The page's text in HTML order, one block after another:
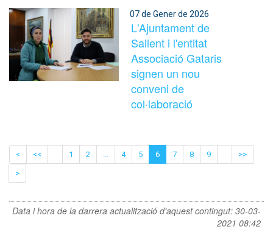
07 de Gener de 2026
L'Ajuntament de
Sallent i l'entitat
Associació Gataris
signen un nou
conveni de
col·laboració
< << 1 2 ... 4 5 6 7 8 9 >>
>
Data i hora de la darrera actualització d'aquest contingut: 30-03-
2021 08:42